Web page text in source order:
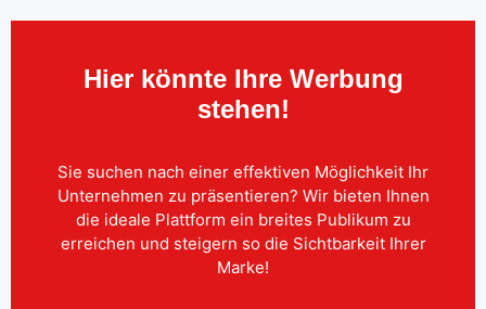
Hier könnte Ihre Werbung
stehen!
Sie suchen nach einer effektiven Möglichkeit Ihr
Unternehmen zu präsentieren? Wir bieten Ihnen
die ideale Plattform ein breites Publikum zu
erreichen und steigern so die Sichtbarkeit Ihrer
Marke!